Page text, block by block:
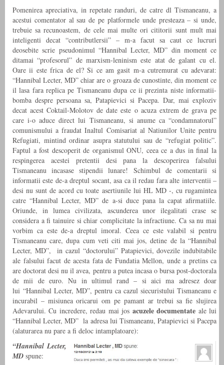
Pomenirea apreciativa, in repetate randuri, de catre dl Tismaneanu, a
acestui comentator al sau de pe platformele unde presteaza – si unde,
trebuie sa recunoastem, de cele mai multe ori cititorii sunt mult mai
inteligenti decat “contributlersii” – m-a facut sa caut ce lucruri
deosebite scrie pseudonimul “Hannibal Lecter, MD” din moment ce
ditamai “profesorul” de marxism-leninism este atat de galant cu el.
Oare ii este frica de el? Si ce am gasit m-a cutremurat cu adevarat:
“Hannibal Lecter, MD” chiar are o groaza de cunostinte, din moment ce
il lasa fara replica pe Tismaneanu dupa ce ii prezinta niste informatii-
bomba despre persoana sa, Patapievici si Pacepa. Dar, mai exploziv
decat acest Coktail-Molotov de date este o acuza extrem de grava pe
care i-o aduce direct lui Tismaneanu, si anume ca “condamnatorul”
comunismului a fraudat Inaltul Comisariat al Natiunilor Unite pentru
Refugiati, mintind ordinar asupra statutului sau de “refugiat politic”.
Faptul a fost descoperit de organismul ONU, ceea ce a dus in final la
respingerea acestei pretentii desi pana la descoperirea falsului
Tismaneanu incasase stipendii lunare! Schimbul de comentarii si
informatii este de-a dreptul socant, asa ca il redau fara alte interventii –
desi nu sunt de acord cu toate asertiunile lui HL MD -, cu rugamintea
catre “Hannibal Lecter, MD” de a-si duce pana la capat afirmatiile.
Oriunde, in lumea civilizata, ascunderea unor ilegalitati crase se
considera a fi tainuire si chiar complicitate la infractiune. Ca sa nu mai
vorbim ca este de-a dreptul imoral. Ceea ce este valabil si pentru
Tismaneanu care, dupa cum veti citi mai jos, detine de la “Hannibal
Lecter, MD”, in cazul “doctorului” Patapievici, dovezile indubitabile
ale falsului facut de acesta fata de Fundatia Mellon, unde a pretins ca
are doctorat desi nu il avea, pentru a putea incasa o bursa post-doctorala
de mii de euro. Nu in ultimul rand – si aici ma adresez doar
lui “Hannibal Lecter, MD”, pentru ca cazul siecuristului Tismaneanu e
incurabil – misiunea oricarui om pe pamant ar trebui sa fie slujirea
Adevarului. Cu incredere, redau mai jos acuzele documentate ale lui
“Hannibal Lecter, MD” la adresa lui Tismaneanu, Patapievici si Pacepa
(alaturarea nu pare a fi deloc intamplatoare):
“Hannibal Lecter,
MD spune: